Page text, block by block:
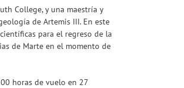
College, y una maestría y
de Artemis III. En este
para el regreso de la
de Marte en el momento de
horas de vuelo en 27